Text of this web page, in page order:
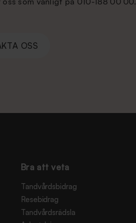
OSS
Bra att veta
Tandvårdsbidrag
Resebidrag
Tandvårdsrädsla